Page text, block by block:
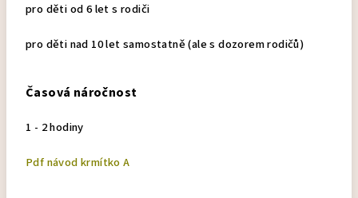
pro děti od 6 let s rodiči
pro děti nad 10 let samostatně (ale s dozorem rodičů)
Časová náročnost
1 - 2 hodiny
Pdf návod krmítko A